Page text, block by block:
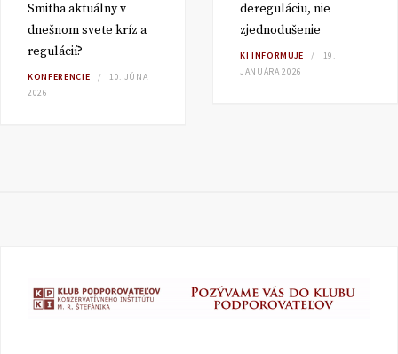
Smitha aktuálny v
dnešnom svete kríz a
regulácií?
KONFERENCIE
10. JÚNA
2026
dereguláciu, nie
zjednodušenie
KI INFORMUJE
19.
JANUÁRA 2026